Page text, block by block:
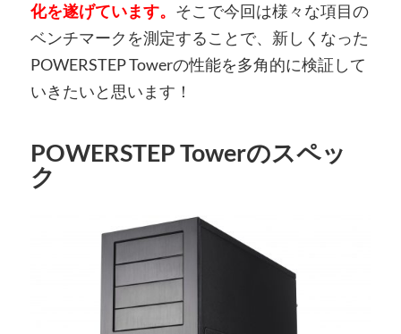
化を遂げています。 そこで今回は様々な項目の
ベンチマークを測定することで、新しくなった
POWERSTEP Towerの性能を多角的に検証して
いきたいと思います！
POWERSTEP Towerのスペッ
ク